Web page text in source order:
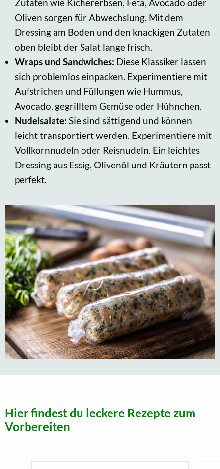
Zutaten wie Kichererbsen, Feta, Avocado oder
Oliven sorgen für Abwechslung. Mit dem
Dressing am Boden und den knackigen Zutaten
oben bleibt der Salat lange frisch.
Wraps und Sandwiches: Diese Klassiker lassen
sich problemlos einpacken. Experimentiere mit
Aufstrichen und Füllungen wie Hummus,
Avocado, gegrilltem Gemüse oder Hühnchen.
Nudelsalate: Sie sind sättigend und können
leicht transportiert werden. Experimentiere mit
Vollkornnudeln oder Reisnudeln. Ein leichtes
Dressing aus Essig, Olivenöl und Kräutern passt
perfekt.
Hier findest du leckere Rezepte zum
Vorbereiten